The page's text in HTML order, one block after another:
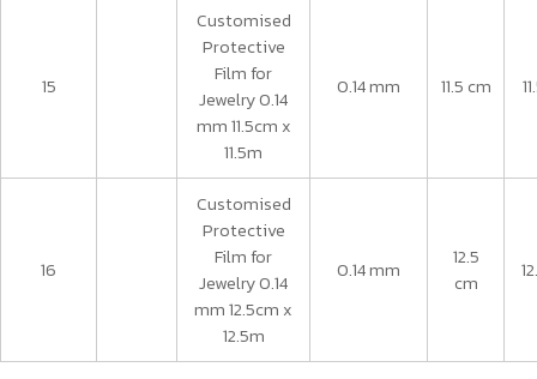
15
Customised
Protective
Film for
Jewelry 0.14
mm 11.5cm x
11.5m
0.14 mm 11.5 cm
16
Customised
Protective
Film for
Jewelry 0.14
mm 12.5cm x
12.5m
0.14 mm
12.5
cm